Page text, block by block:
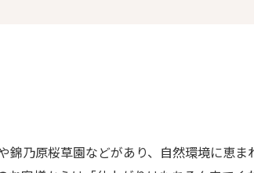
乃原桜草園などがあり、自然環境に恵